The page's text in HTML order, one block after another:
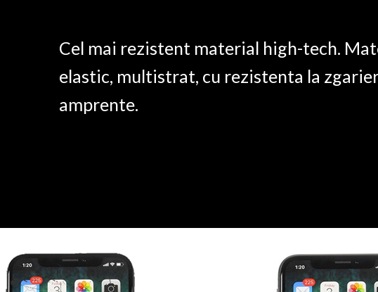
Cel mai rezistent material high-tech.
elastic, multistrat, cu rezistenta la
amprente.